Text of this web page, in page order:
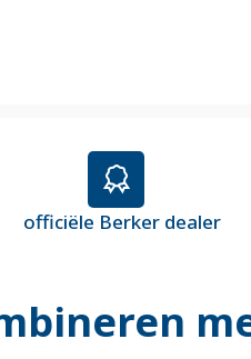
officiële Berker dealer